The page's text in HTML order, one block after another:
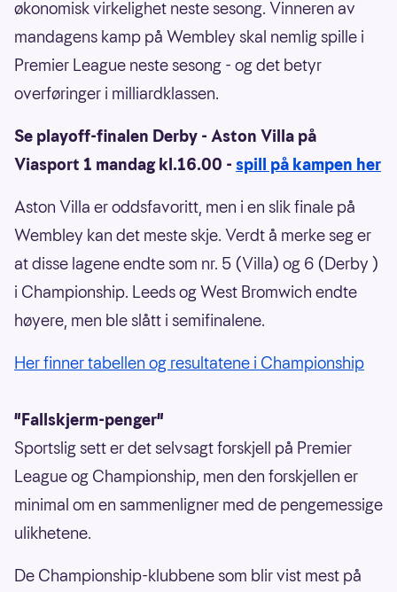
økonomisk virkelighet neste sesong. Vinneren av
mandagens kamp på Wembley skal nemlig spille i
Premier League neste sesong - og det betyr
overføringer i milliardklassen.
Se playoff-finalen Derby - Aston Villa på
Viasport 1 mandag kl.16.00 - spill på kampen her
Aston Villa er oddsfavoritt, men i en slik finale på
Wembley kan det meste skje. Verdt å merke seg er
at disse lagene endte som nr. 5 (Villa) og 6 (Derby )
i Championship. Leeds og West Bromwich endte
høyere, men ble slått i semifinalene.
Her finner tabellen og resultatene i Championship
"Fallskjerm-penger"
Sportslig sett er det selvsagt forskjell på Premier
League og Championship, men den forskjellen er
minimal om en sammenligner med de pengemessige
ulikhetene.
De Championship-klubbene som blir vist mest på